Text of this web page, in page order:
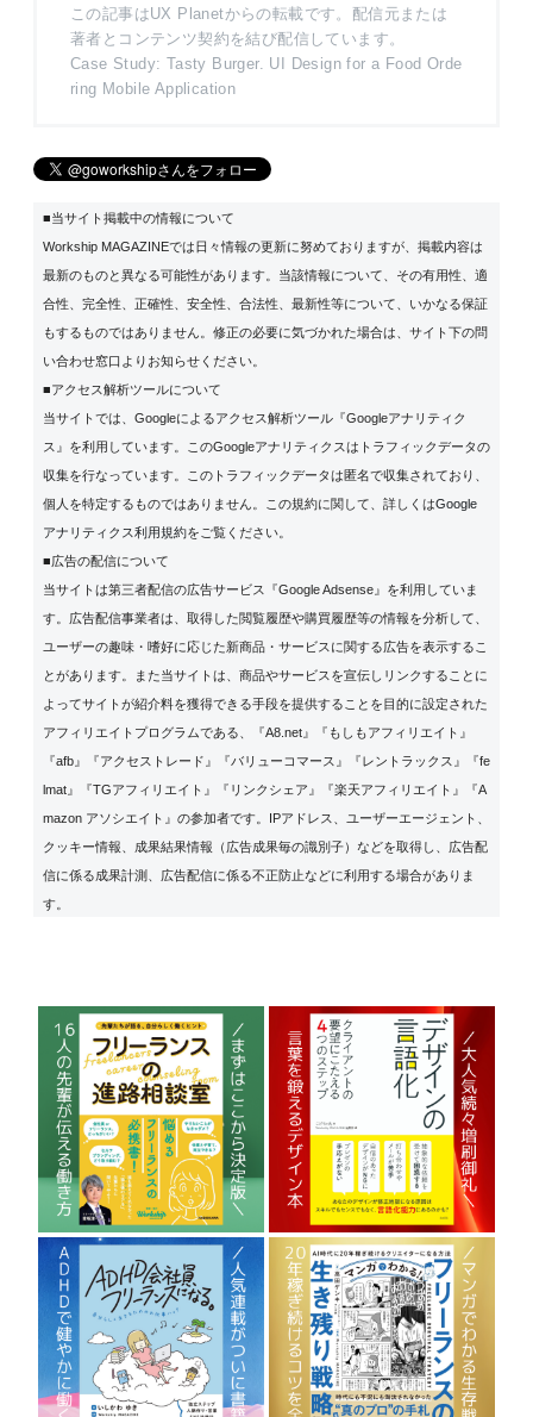
この記事はUX Planetからの転載です。配信元または
著者とコンテンツ契約を結び配信しています。
Case Study: Tasty Burger. UI Design for a Food Orde
ring Mobile Application
■当サイト掲載中の情報について
Workship MAGAZINEでは日々情報の更新に努めておりますが、掲載内容は
最新のものと異なる可能性があります。当該情報について、その有用性、適
合性、完全性、正確性、安全性、合法性、最新性等について、いかなる保証
もするものではありません。修正の必要に気づかれた場合は、サイト下の問
い合わせ窓口よりお知らせください。
■アクセス解析ツールについて
当サイトでは、Googleによるアクセス解析ツール『Googleアナリティク
ス』を利用しています。このGoogleアナリティクスはトラフィックデータの
収集を行なっています。このトラフィックデータは匿名で収集されており、
個人を特定するものではありません。この規約に関して、詳しくはGoogle
アナリティクス利用規約をご覧ください。
■広告の配信について
当サイトは第三者配信の広告サービス『Google Adsense』を利用していま
す。広告配信事業者は、取得した閲覧履歴や購買履歴等の情報を分析して、
ユーザーの趣味・嗜好に応じた新商品・サービスに関する広告を表示するこ
とがあります。また当サイトは、商品やサービスを宣伝しリンクすることに
よってサイトが紹介料を獲得できる手段を提供することを目的に設定された
アフィリエイトプログラムである、『A8.net』『もしもアフィリエイト』
『afb』『アクセストレード』『バリューコマース』『レントラックス』『fe
lmat』『TGアフィリエイト』『リンクシェア』『楽天アフィリエイト』『A
mazon アソシエイト』の参加者です。IPアドレス、ユーザーエージェント、
クッキー情報、成果結果情報（広告成果毎の識別子）などを取得し、広告配
信に係る成果計測、広告配信に係る不正防止などに利用する場合がありま
す。